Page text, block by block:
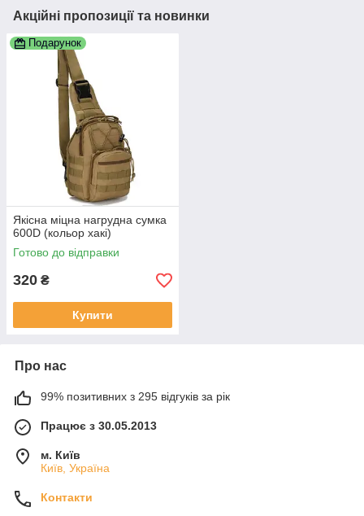
Акційні пропозиції та новинки
Подарунок
Якісна міцна нагрудна сумка
600D (кольор хакі)
Готово до відправки
320 ₴
Купити
Про нас
99% позитивних з 295 відгуків за рік
Працює з 30.05.2013
м. Київ
Київ, Україна
Контакти